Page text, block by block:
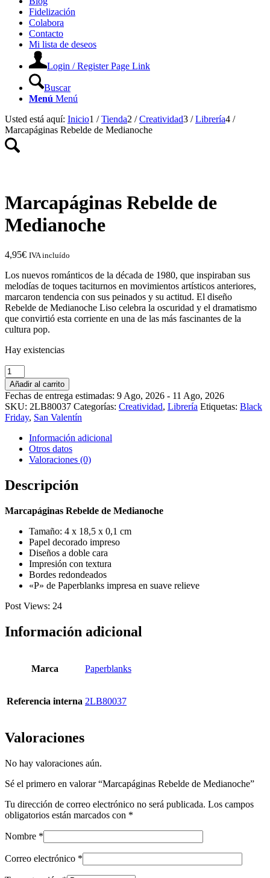
Fidelización
Colabora
Contacto
Mi lista de deseos
Login / Register Page Link
Buscar
Menú Menú
Usted está aquí: Inicio1 / Tienda2 / Creatividad3 / Librería4 /
Marcapáginas Rebelde de Medianoche
Marcapáginas Rebelde de
Medianoche
4,95€ IVA incluído
Los nuevos románticos de la década de 1980, que inspiraban sus
melodías de toques taciturnos en movimientos artísticos anteriores,
marcaron tendencia con sus peinados y su actitud. El diseño
Rebelde de Medianoche Liso celebra la oscuridad y el dramatismo
que convirtió esta corriente en una de las más fascinantes de la
cultura pop.
Hay existencias
Marcapáginas
Rebelde
de
Medianoche
cantidad
Añadir al carrito
Fechas de entrega estimadas: 9 Ago, 2026 - 11 Ago, 2026
SKU: 2LB80037 Categorías: Creatividad, Librería Etiquetas: Black
Friday, San Valentín
Información adicional
Otros datos
Valoraciones (0)
Descripción
Marcapáginas Rebelde de Medianoche
Tamaño: 4 x 18,5 x 0,1 cm
Papel decorado impreso
Diseños a doble cara
Impresión con textura
Bordes redondeados
«P» de Paperblanks impresa en suave relieve
Post Views: 24
Información adicional
Marca Paperblanks
Referencia interna 2LB80037
Valoraciones
No hay valoraciones aún.
Sé el primero en valorar “Marcapáginas Rebelde de Medianoche”
Tu dirección de correo electrónico no será publicada. Los campos
obligatorios están marcados con *
Nombre *
Correo electrónico *